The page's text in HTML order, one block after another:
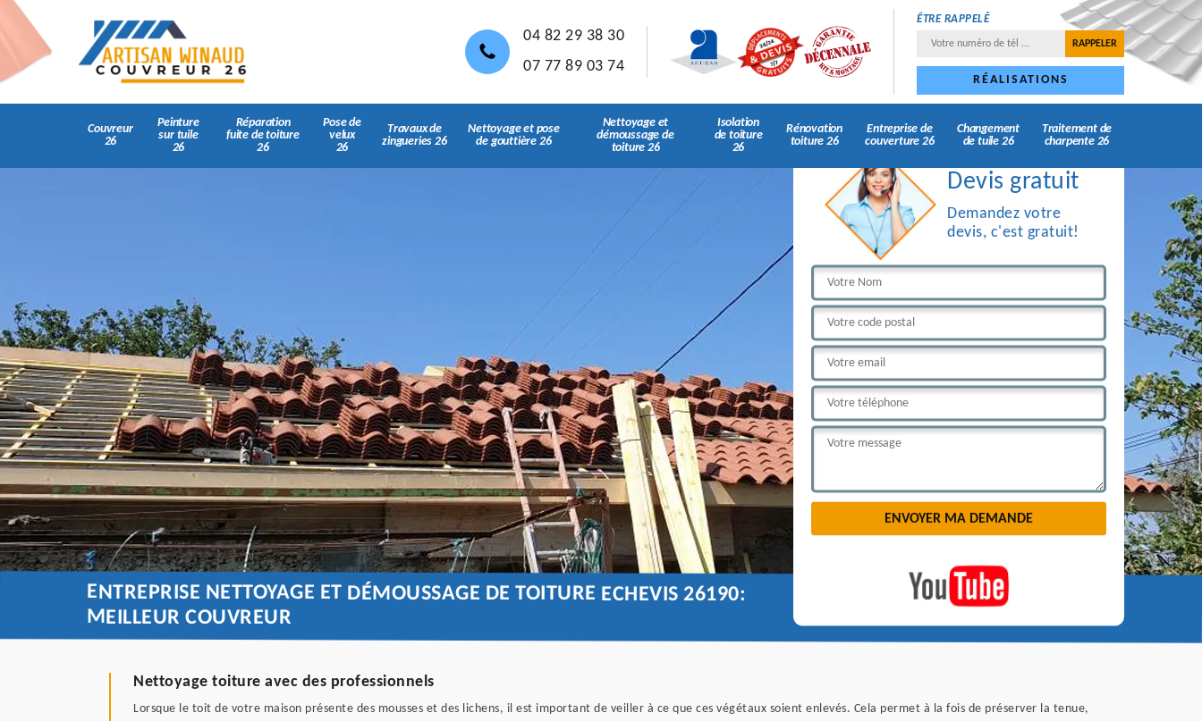
04 82 29 38 30
07 77 89 03 74
ÊTRE RAPPELÉ
RÉALISATIONS
Couvreur
26
Peinture
sur tuile
26
Réparation
fuite de toiture
26
Pose de
velux
26
Travaux de
zingueries 26
Nettoyage et pose
de gouttière 26
Nettoyage et
démoussage de
toiture 26
Isolation
de toiture
26
Rénovation
toiture 26
Entreprise de
couverture 26
Changement
de tuile 26
Traitement de
charpente 26
Devis gratuit
Demandez votre
devis, c'est gratuit!
ENTREPRISE NETTOYAGE ET DÉMOUSSAGE DE TOITURE ECHEVIS 26190:
MEILLEUR COUVREUR
Nettoyage toiture avec des professionnels
Lorsque le toit de votre maison présente des mousses et des lichens, il est important de veiller à ce que ces végétaux soient enlevés. Cela permet à la fois de préserver la tenue,